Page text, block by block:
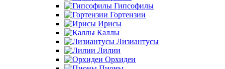
Гипсофилы
Гортензии
Ирисы
Каллы
Лизиантусы
Лилии
Орхидеи